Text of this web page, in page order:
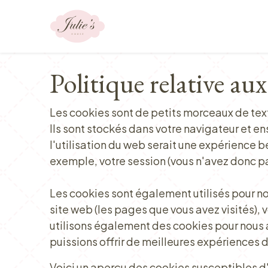
Se rendre au contenu
Politique relative
Les cookies sont de petits morceaux de
Ils sont stockés dans votre navigateur et
l'utilisation du web serait une expérience
exemple, votre session (vous n'avez donc
Les cookies sont également utilisés pour
site web (les pages que vous avez
utilisons également des cookies pour
puissions offrir de meilleures expériences